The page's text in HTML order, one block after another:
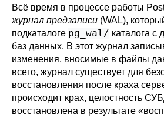
Всё время в процессе работы
журнал предзаписи (WAL),
подкаталоге pg_wal/ каталога с
баз данных. В этот журнал
изменения, вносимые в файлы
всего, журнал существует для
восстановления после краха
происходит крах, целостность
восстановлена в результате «